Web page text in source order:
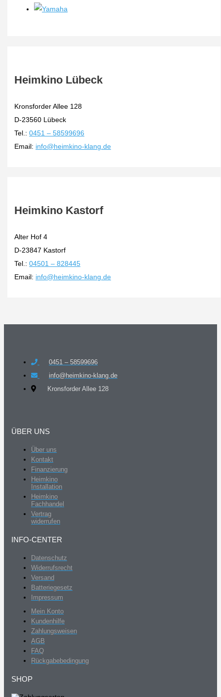
Heimkino Lübeck
Kronsforder Allee 128
D-23560 Lübeck
Tel.:0451 – 58599696
Email: info@heimkino-klang.de
Heimkino Kastorf
Alter Hof 4
D-23847 Kastorf
Tel.:04501 – 828445
Email: info@heimkino-klang.de
0451 – 58599696
info@heimkino-klang.de
Kronsforder Allee 128
ÜBER UNS
Über uns
Kontakt
Finanzierung
Heimkino
Installation
Heimkino
Fachhandel
Vertrag
widerrufen
INFO-CENTER
Datenschutz
Widerrufsrecht
Versand
Batteriegesetz
Impressum
Mein Konto
Kundenhilfe
Zahlungsweisen
AGB
FAQ
Rückgabebedingung
SHOP